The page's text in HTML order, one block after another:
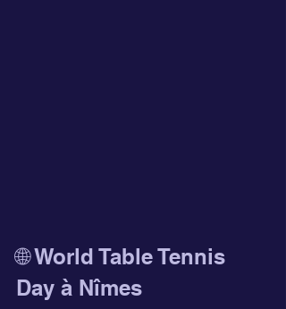
🌐 World Table Tennis
Day à Nîmes